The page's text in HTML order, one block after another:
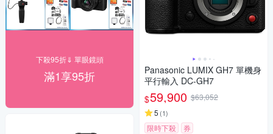
下殺95折⇓ 單眼鏡頭
滿1享95折
Panasonic LUMIX GH7 單機身
平行輸入 DC-GH7
$59,900 $63,052
5 (1)
限時下殺 券